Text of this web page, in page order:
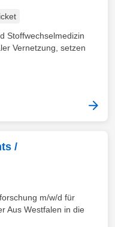
Stoffwechselmedizin
Vernetzung, setzen
/
m/w/d für
Aus Westfalen in die